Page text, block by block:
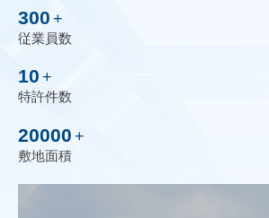
300 +
従業員数
10 +
特許件数
20000 +
敷地面積